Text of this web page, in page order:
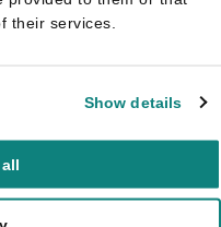
their services.
Show details
PAW Patrol -